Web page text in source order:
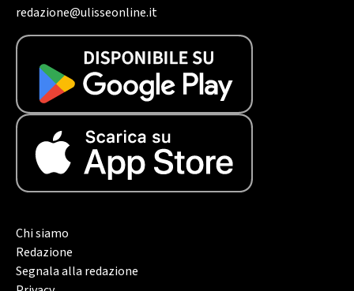
redazione@ulisseonline.it
Chi siamo
Redazione
Segnala alla redazione